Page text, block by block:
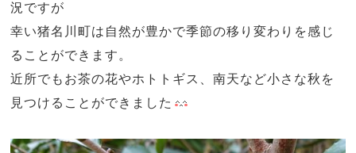
況ですが
幸い猪名川町は自然が豊かで季節の移り変わりを感じ
ることができます。
近所でもお茶の花やホトトギス、南天など小さな秋を
見つけることができました